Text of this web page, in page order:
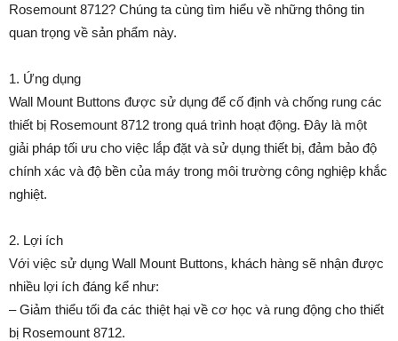
Rosemount 8712? Chúng ta cùng tìm hiểu về những thông tin
quan trọng về sản phẩm này.
1. Ứng dụng
Wall Mount Buttons được sử dụng để cố định và chống rung các
thiết bị Rosemount 8712 trong quá trình hoạt động. Đây là một
giải pháp tối ưu cho việc lắp đặt và sử dụng thiết bị, đảm bảo độ
chính xác và độ bền của máy trong môi trường công nghiệp khắc
nghiệt.
2. Lợi ích
Với việc sử dụng Wall Mount Buttons, khách hàng sẽ nhận được
nhiều lợi ích đáng kể như:
– Giảm thiểu tối đa các thiệt hại về cơ học và rung động cho thiết
bị Rosemount 8712.